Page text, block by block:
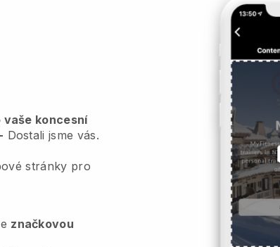
koncesní
- Dostali jsme vás.
stránky pro
značkovou